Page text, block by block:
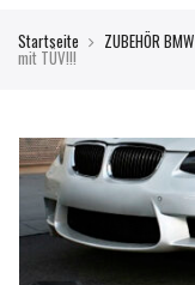
Startseite ZUBEHÖR BMW
mit TÜV!!!